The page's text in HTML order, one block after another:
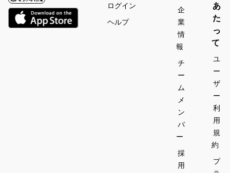
ログイン
ヘルプ
企
業
情
報
チ
ー
ム
メ
ン
バ
ー
採
用
あ
た
っ
て
ユ
ー
ザ
ー
利
用
規
約
プ